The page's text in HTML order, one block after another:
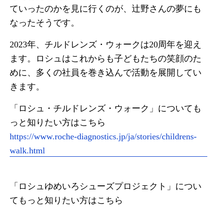
ていったのかを見に行くのが、辻野さんの夢にも
なったそうです。
2023年、チルドレンズ・ウォークは20周年を迎え
ます。ロシュはこれからも子どもたちの笑顔のた
めに、多くの社員を巻き込んで活動を展開してい
きます。
「ロシュ・チルドレンズ・ウォーク」についても
っと知りたい方はこちら
https://www.roche-diagnostics.jp/ja/stories/childrens-
walk.html
「ロシュゆめいろシューズプロジェクト」につい
てもっと知りたい方はこちら